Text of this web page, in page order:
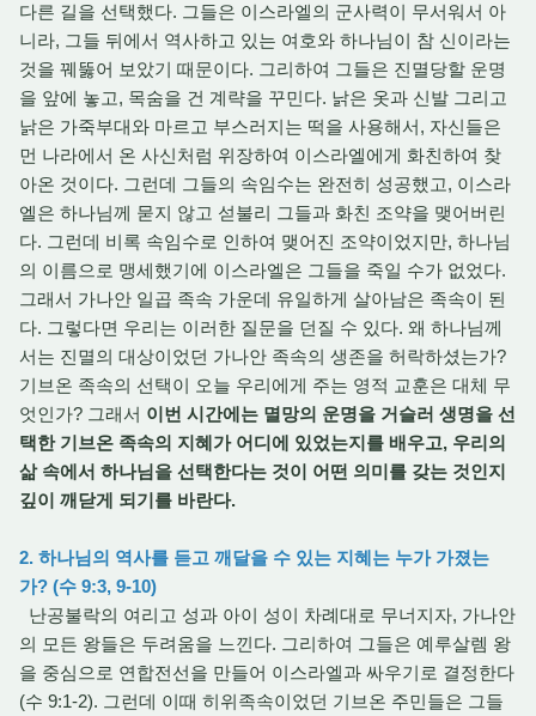
다른 길을 선택했다. 그들은 이스라엘의 군사력이 무서워서 아
니라, 그들 뒤에서 역사하고 있는 여호와 하나님이 참 신이라는
것을 꿰뚫어 보았기 때문이다. 그리하여 그들은 진멸당할 운명
을 앞에 놓고, 목숨을 건 계략을 꾸민다. 낡은 옷과 신발 그리고
낡은 가죽부대와 마르고 부스러지는 떡을 사용해서, 자신들은
먼 나라에서 온 사신처럼 위장하여 이스라엘에게 화친하여 찾
아온 것이다. 그런데 그들의 속임수는 완전히 성공했고, 이스라
엘은 하나님께 묻지 않고 섣불리 그들과 화친 조약을 맺어버린
다. 그런데 비록 속임수로 인하여 맺어진 조약이었지만, 하나님
의 이름으로 맹세했기에 이스라엘은 그들을 죽일 수가 없었다.
그래서 가나안 일곱 족속 가운데 유일하게 살아남은 족속이 된
다. 그렇다면 우리는 이러한 질문을 던질 수 있다. 왜 하나님께
서는 진멸의 대상이었던 가나안 족속의 생존을 허락하셨는가?
기브온 족속의 선택이 오늘 우리에게 주는 영적 교훈은 대체 무
엇인가? 그래서 이번 시간에는 멸망의 운명을 거슬러 생명을 선
택한 기브온 족속의 지혜가 어디에 있었는지를 배우고, 우리의
삶 속에서 하나님을 선택한다는 것이 어떤 의미를 갖는 것인지
깊이 깨닫게 되기를 바란다.
2. 하나님의 역사를 듣고 깨달을 수 있는 지혜는 누가 가졌는
가? (수 9:3, 9-10)
난공불락의 여리고 성과 아이 성이 차례대로 무너지자, 가나안
의 모든 왕들은 두려움을 느낀다. 그리하여 그들은 예루살렘 왕
을 중심으로 연합전선을 만들어 이스라엘과 싸우기로 결정한다
(수 9:1-2). 그런데 이때 히위족속이었던 기브온 주민들은 그들